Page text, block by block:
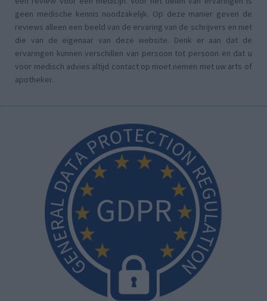
geen medische kennis noodzakelijk. Op deze manier geven de
reviews alleen een beeld van de ervaring van de schrijvers en niet
die van de eigenaar van deze website. Denk er aan dat de
ervaringen kunnen verschillen van persoon tot persoon en dat u
voor medisch advies altijd contact op moet nemen met uw arts of
apotheker.